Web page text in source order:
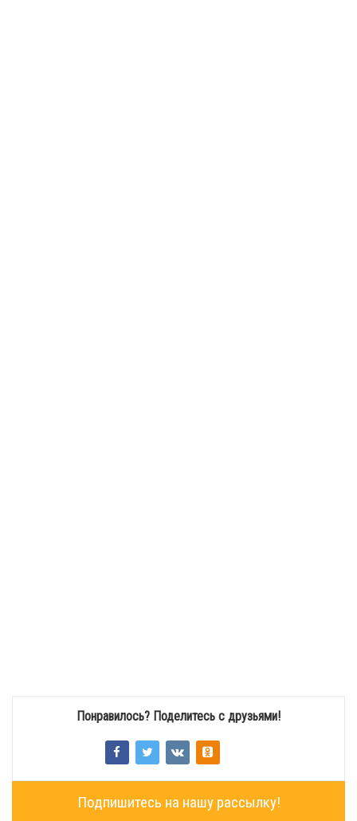
Понравилось? Поделитесь с друзьями!
Подпишитесь на нашу рассылку!